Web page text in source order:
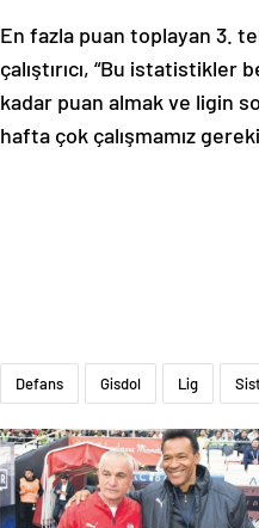
En fazla puan toplayan 3.
çalıştırıcı, “Bu
kadar puan almak ve ligin
hafta çok çalışmamız
Defans Gisdol Lig